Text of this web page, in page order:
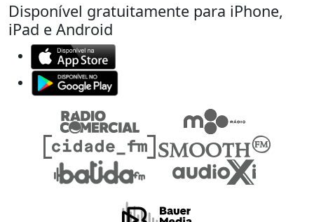
Disponível gratuitamente para iPhone,
iPad e Android